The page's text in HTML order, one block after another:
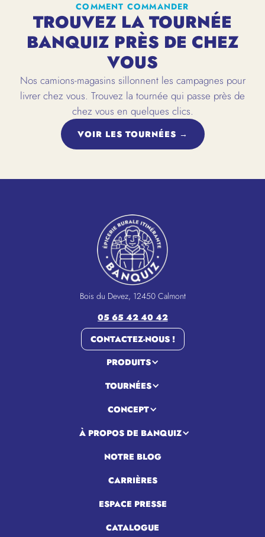
COMMENT COMMANDER
TROUVEZ LA TOURNÉE
BANQUIZ PRÈS DE CHEZ
VOUS
Nos camions-magasins sillonnent les campagnes pour
livrer chez vous. Trouvez la tournée qui passe près de
chez vous en quelques clics.
VOIR LES TOURNÉES →
Bois du Devez, 12450 Calmont
05 65 42 40 42
CONTACTEZ-NOUS !
PRODUITS
TOURNÉES
CONCEPT
À PROPOS DE BANQUIZ
NOTRE BLOG
CARRIÈRES
ESPACE PRESSE
CATALOGUE